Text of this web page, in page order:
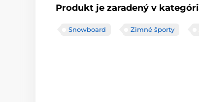
Produkt je zaradený v
Snowboard Zimné športy